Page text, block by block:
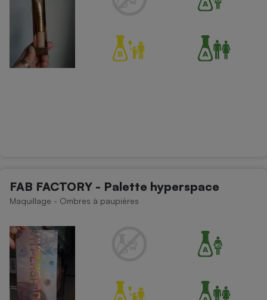
FAB FACTORY - Palette hyperspace
Maquillage - Ombres à paupières